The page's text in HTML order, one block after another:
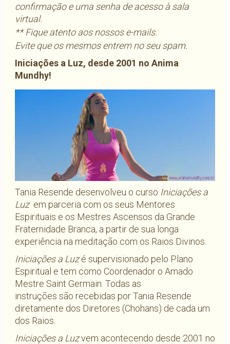
confirmação e uma senha de acesso à sala
virtual.
** Fique atento aos nossos e-mails.
Evite que os mesmos entrem no seu spam.
Iniciações a Luz, desde 2001 no Anima
Mundhy!
Tania Resende desenvolveu o curso Iniciações a
Luzem parceria com os seus Mentores
Espirituais e os Mestres Ascensos da Grande
Fraternidade Branca, a partir de sua longa
experiência na meditação com os Raios Divinos.
Iniciações a Luzé supervisionado pelo Plano
Espiritual e tem como Coordenador o Amado
Mestre Saint Germain. Todas as
instruções são recebidas por Tania Resende
diretamente dos Diretores (Chohans) de cada um
dos Raios.
Iniciações a Luzvem acontecendo desde 2001 no